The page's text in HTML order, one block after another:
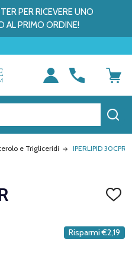
PER RICEVERE UNO
AL PRIMO ORDINE!
e Trigliceridi IPERLIPID 30CPR
DEI
Risparmi €2,19